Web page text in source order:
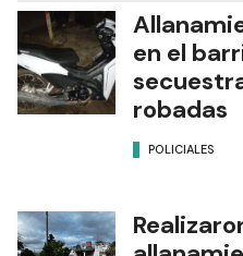
en el
robadas
POLICIALES